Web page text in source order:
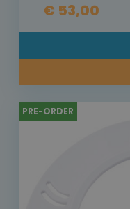
€ 53,00
PRE-ORDER